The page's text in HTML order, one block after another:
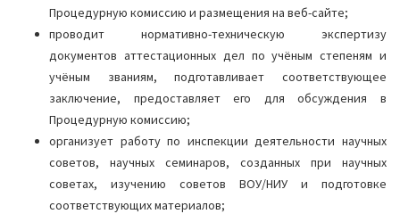
Процедурную комиссию и размещения на веб-сайте;
проводит нормативно-техническую экспертизу
документов аттестационных дел по учёным степеням и
учёным званиям, подготавливает соответствующее
заключение, предоставляет его для обсуждения в
Процедурную комиссию;
организует работу по инспекции деятельности научных
советов, научных семинаров, созданных при научных
советах, изучению советов ВОУ/НИУ и подготовке
соответствующих материалов;